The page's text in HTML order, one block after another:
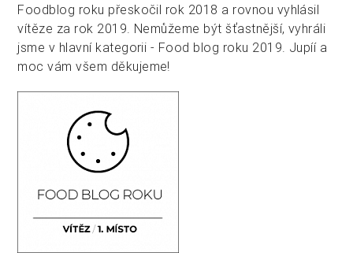
Foodblog roku přeskočil rok 2018 a rovnou vyhlásil
vítěze za rok 2019. Nemůžeme být šťastnější, vyhráli
jsme v hlavní kategorii - Food blog roku 2019. Jupíí a
moc vám všem děkujeme!